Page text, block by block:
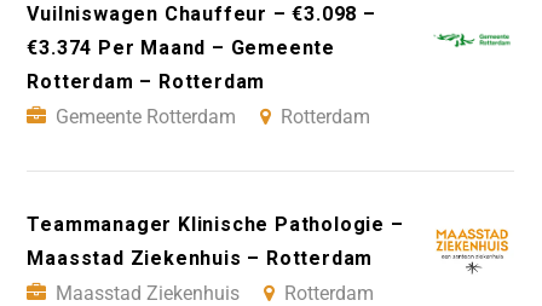
Vuilniswagen Chauffeur – €3.098 –
€3.374 Per Maand – Gemeente
Rotterdam – Rotterdam
Gemeente Rotterdam
Rotterdam
Teammanager Klinische Pathologie –
Maasstad Ziekenhuis – Rotterdam
Maasstad Ziekenhuis
Rotterdam